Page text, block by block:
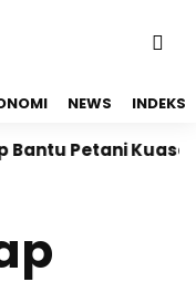
NEWS INDEKS
Petani Kuasai